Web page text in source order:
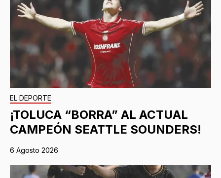
EL DEPORTE
¡TOLUCA “BORRA” AL ACTUAL
CAMPEÓN SEATTLE SOUNDERS!
6 Agosto 2026